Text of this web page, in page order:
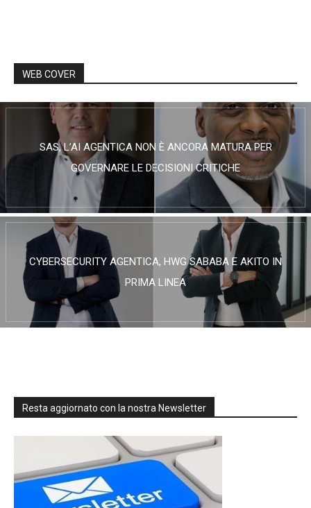
WEB COVER
SAS, L’AI AGENTICA NON È ANCORA MATURA PER
GOVERNARE LE DECISIONI CRITICHE
CYBERSECURITY AGENTICA, HWG SABABA E AKITO IN
PRIMA LINEA
Resta aggiornato con la nostra Newsletter